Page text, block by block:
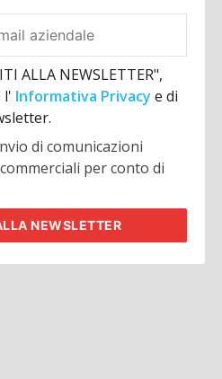
ALLA NEWSLETTER",
l' Informativa Privacye di
di comunicazioni
per conto di
NEWSLETTER